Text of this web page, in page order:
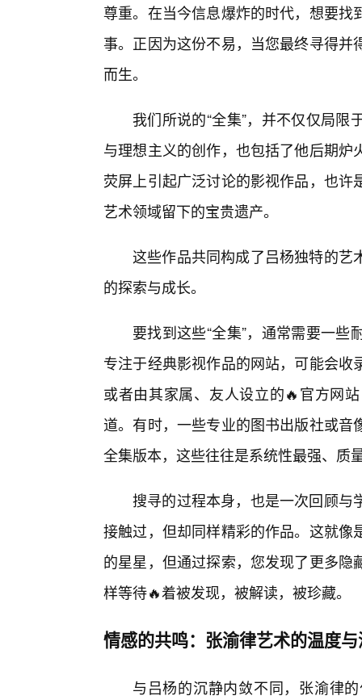
尊重。在当今信息爆炸的时代，想要
事。正因为这份不易，当您最终寻得
而生。
我们所说的“全集”，并不仅仅局
与理想主义的创作，也包括了他后期
荧屏上引起广泛讨论的影视作品，也
艺术领域留下的宝贵遗产。
这些作品共同构成了吕杨独特的艺
的探索与成长。
要找到这些“全集”，通常需要一
专注于经典影视作品的网站，可能会
或者由其家属、友人设立的🔥官方网
道。有时，一些专业的图书出版社或
全集版本，这些往往是系统性最强、质
搜寻的过程本身，也是一次回顾与
接触过，但却同样精彩的作品。这就
的星星，但通过探索，您发现了更多
样等待🔥着被发现，被解读，被珍藏。
情感的共鸣：张渝律艺术的温度
与吕杨的沉静内敛不同，张渝律